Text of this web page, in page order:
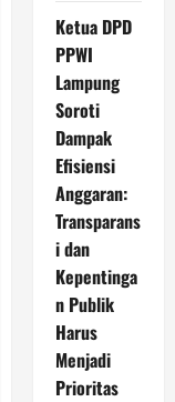
Ketua DPD
PPWI
Lampung
Soroti
Dampak
Efisiensi
Anggaran:
Transparans
i dan
Kepentinga
n Publik
Harus
Menjadi
Prioritas